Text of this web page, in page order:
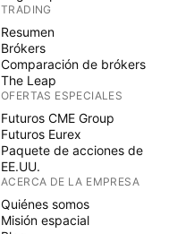
TRADING
Resumen
Brókers
Comparación de brókers
The Leap
OFERTAS ESPECIALES
Futuros CME Group
Futuros Eurex
Paquete de acciones de
EE.UU.
ACERCA DE LA EMPRESA
Quiénes somos
Misión espacial